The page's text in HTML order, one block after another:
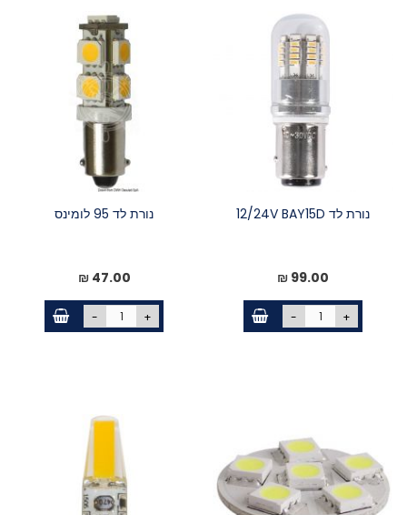
נורת לד 12/24V BAY15D
99.00 ₪
- +
נורת לד 95 לומינס
47.00 ₪
- +